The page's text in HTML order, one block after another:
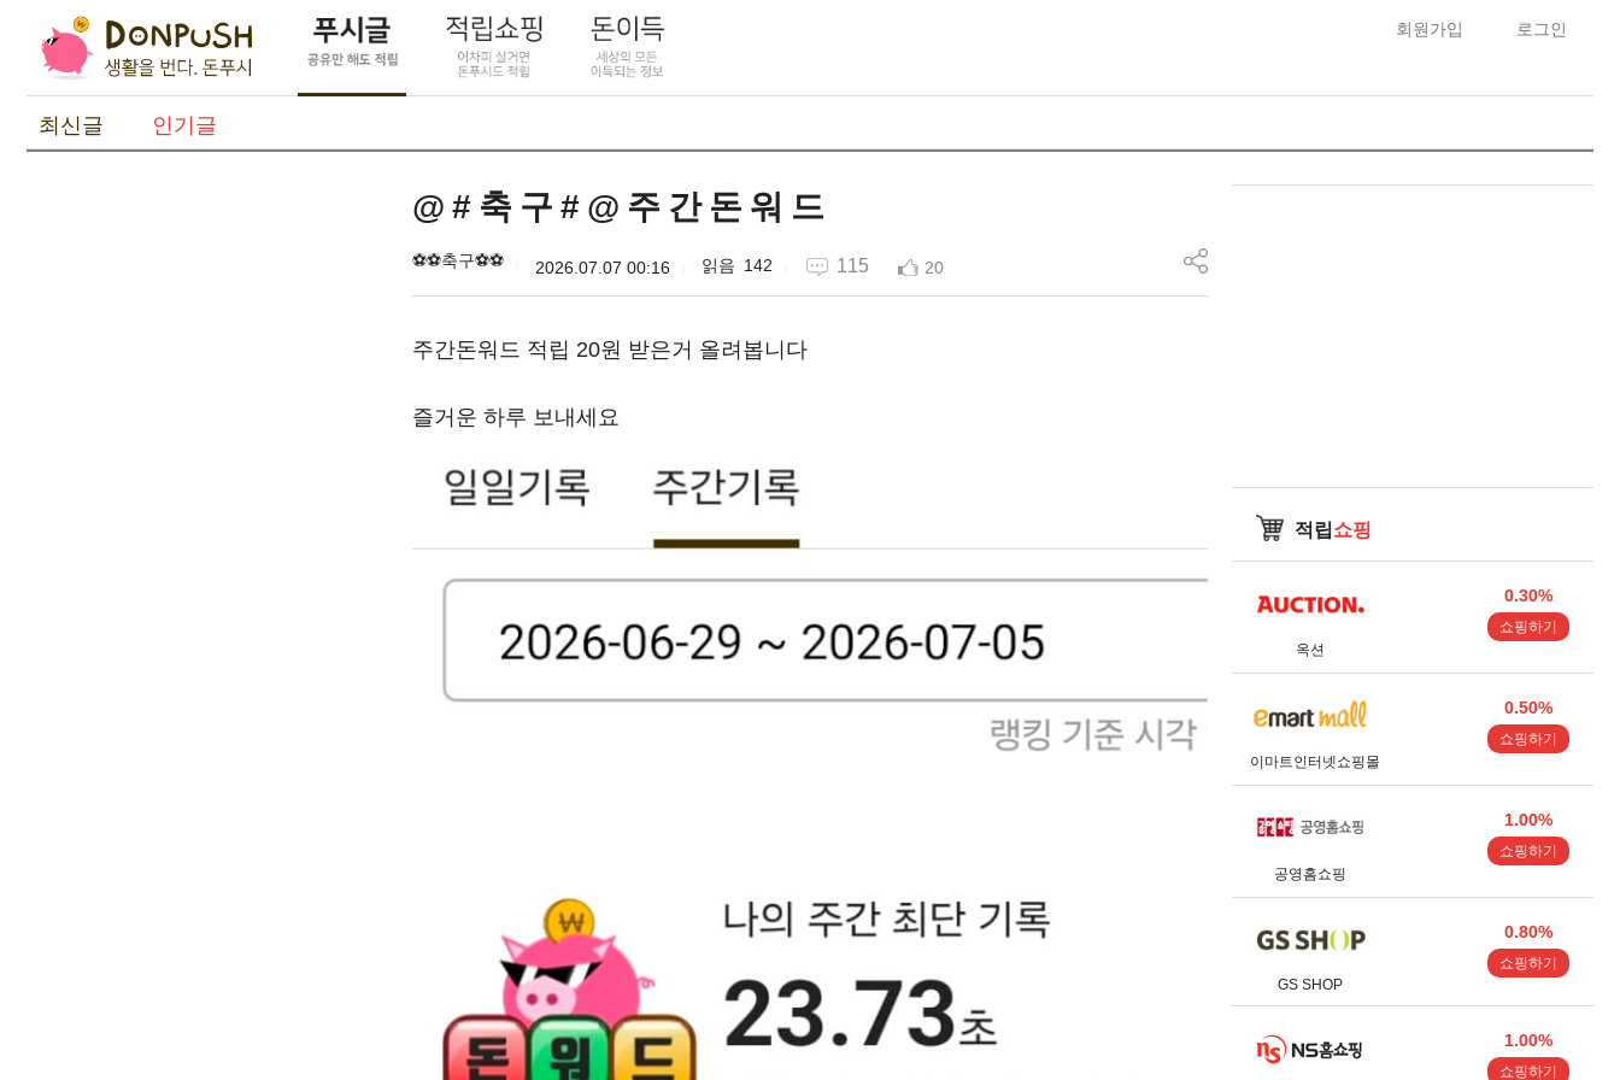
회원가입 로그인
최신글 인기글
@ # 축 구 # @ 주 간 돈 워 드
⚽️⚽️축구⚽️⚽️ 2026.07.07 00:16 142 115 20
주간돈워드 적립 20원 받은거 올려봅니다
즐거운 하루 보내세요
적립쇼핑
옥션
0.30%
쇼핑하기
이마트인터넷쇼핑몰
0.50%
쇼핑하기
공영홈쇼핑
1.00%
쇼핑하기
GS SHOP
0.80%
쇼핑하기
1.00%
쇼핑하기